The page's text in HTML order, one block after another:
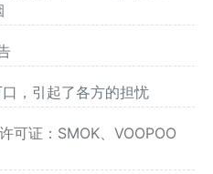
，引起了各方的担忧
可证：SMOK、VOOPOO